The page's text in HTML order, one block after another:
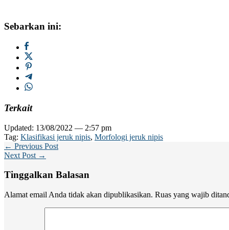
Sebarkan ini:
Terkait
Updated: 13/08/2022 — 2:57 pm
Tag: Klasifikasi jeruk nipis, Morfologi jeruk nipis
← Previous Post
Next Post →
Tinggalkan Balasan
Alamat email Anda tidak akan dipublikasikan. Ruas yang wajib